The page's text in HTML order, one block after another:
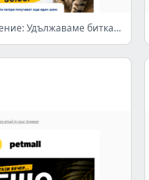
⚠️ Извънредно решение: Удължаваме битката!